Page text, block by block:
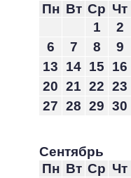
Пн Вт Ср Чт
1
2
6
7 8 9
13
14 15 16
20 21 22 23
27 28 29 30
Сентябрь
Пн Вт Ср Чт